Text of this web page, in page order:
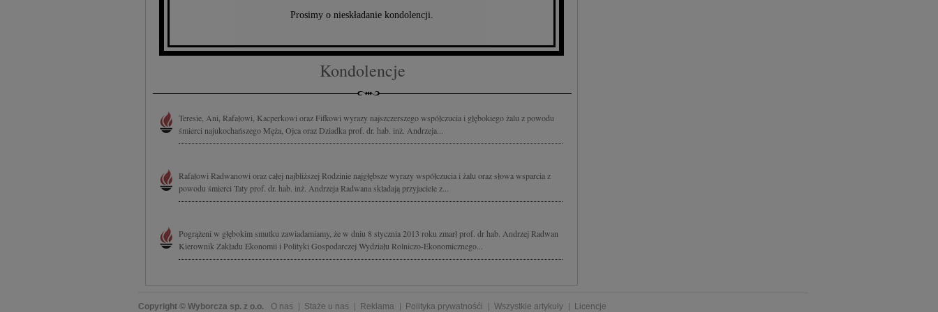
Prosimy o nieskładanie kondolencji.
Kondolencje
Teresie, Ani, Rafałowi, Kacperkowi oraz Fifkowi wyrazy najszczerszego współczucia i głębokiego żalu z powodu
śmierci najukochańszego Męża, Ojca oraz Dziadka prof. dr. hab. inż. Andrzeja...
Rafałowi Radwanowi oraz całej najbliższej Rodzinie najgłębsze wyrazy współczucia i żalu oraz słowa wsparcia z
powodu śmierci Taty prof. dr. hab. inż. Andrzeja Radwana składają przyjaciele z...
Pogrążeni w głębokim smutku zawiadamiamy, że w dniu 8 stycznia 2013 roku zmarł prof. dr hab. Andrzej Radwan
Kierownik Zakładu Ekonomii i Polityki Gospodarczej Wydziału Rolniczo-Ekonomicznego...
Copyright © Wyborcza sp. z o.o. O nas Staże u nas Reklama Polityka prywatnośći Wszystkie artykuły Licencje